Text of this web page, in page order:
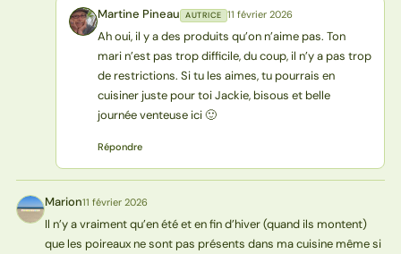
MP Martine Pineau AUTRICE 11 février 2026
Ah oui, il y a des produits qu’on n’aime pas. Ton
mari n’est pas trop difficile, du coup, il n’y a pas trop
de restrictions. Si tu les aimes, tu pourrais en
cuisiner juste pour toi Jackie, bisous et belle
journée venteuse ici 🙂
Répondre
M Marion11 février 2026
Il n’y a vraiment qu’en été et en fin d’hiver (quand ils montent)
que les poireaux ne sont pas présents dans ma cuisine même si